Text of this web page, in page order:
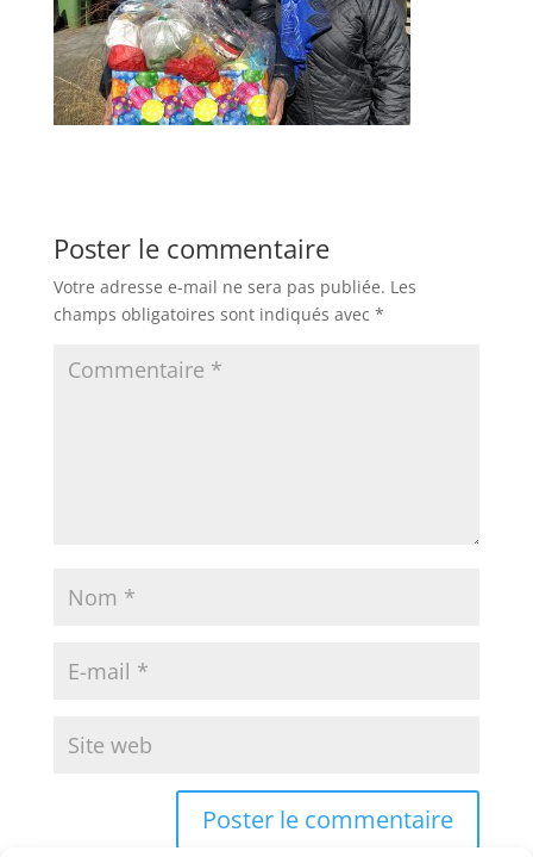
Poster le commentaire
Votre adresse e-mail ne sera pas publiée. Les
champs obligatoires sont indiqués avec *